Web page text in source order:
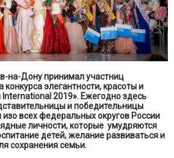
на-Дону принимал участниц
конкурса элегантности, красоты и
International 2019». Ежегодно здесь
и победительницы
изо всех федеральных округов России
личности, которые умудряются
детей, желание развиваться и
сохранения семьи.